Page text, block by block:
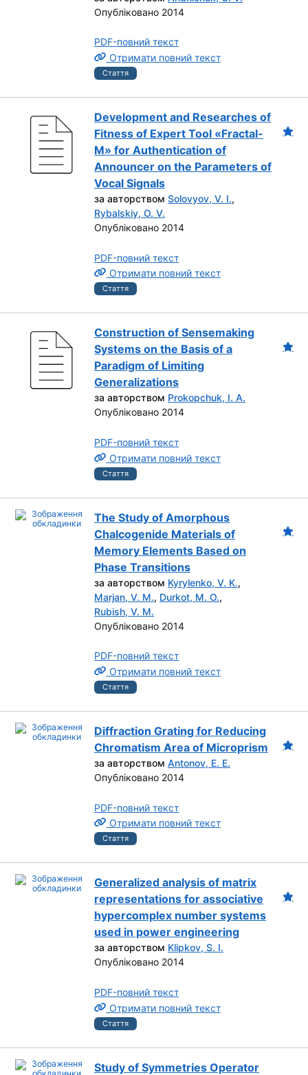
Опубліковано 2014
PDF-повний текст
Отримати повний текст
Стаття
Development and Researches of
Fitness of Expert Tool «Fractal-
M» for Authentication of
Announcer on the Parameters of
Vocal Signals
за авторством Solovyov, V. I.,
Rybalskiy, O. V.
Опубліковано 2014
PDF-повний текст
Отримати повний текст
Стаття
Construction of Sensemaking
Systems on the Basis of a
Paradigm of Limiting
Generalizations
за авторством Prokopchuk, I. A.
Опубліковано 2014
PDF-повний текст
Отримати повний текст
Стаття
The Study of Amorphous
Chalcogenide Materials of
Memory Elements Based on
Phase Transitions
за авторством Kyrylenko, V. K.,
Marjan, V. M., Durkot, M. O.,
Rubish, V. M.
Опубліковано 2014
PDF-повний текст
Отримати повний текст
Стаття
Diffraction Grating for Reducing
Chromatism Area of Microprism
за авторством Antonov, E. E.
Опубліковано 2014
PDF-повний текст
Отримати повний текст
Стаття
Generalized analysis of matrix
representations for associative
hypercomplex number systems
used in power engineering
за авторством Klipkov, S. I.
Опубліковано 2014
PDF-повний текст
Отримати повний текст
Стаття
Study of Symmetries Operator